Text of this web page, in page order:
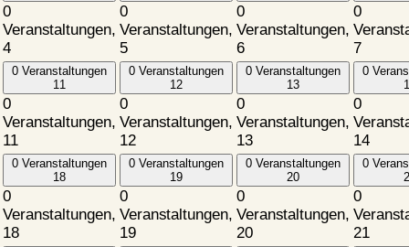
0
Veranstaltungen,
4
0
Veranstaltungen,
5
0
Veranstaltungen,
6
0
7
0 Veranstaltungen
11
0
Veranstaltungen,
11
0 Veranstaltungen
12
0
Veranstaltungen,
12
0 Veranstaltungen
13
0
Veranstaltungen,
13
0
0
14
0 Veranstaltungen
18
0
Veranstaltungen,
18
0 Veranstaltungen
19
0
Veranstaltungen,
19
0 Veranstaltungen
20
0
Veranstaltungen,
20
0
0
21